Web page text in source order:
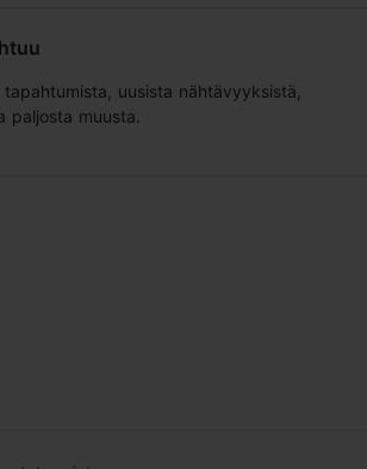
uusista nähtävyyksistä,
paljosta muusta.